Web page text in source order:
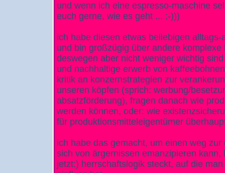
und wenn ich eine espresso-maschine
euch gerne, wie es geht ... ;-)))
ich habe diesen etwas beliebigen
und bin großzügig über andere
deswegen aber nicht weniger wichtig
und nachhaltige erwerb von
kritik an konzernstrategien zur
unseren köpfen (sprich: werbung/
absatzförderung), fragen danach wie
werden können, oder: wie
für produktionsmitteleigentümer
ich habe das gemacht, um einen weg
sich von ärgernissen emanzipieren
jetzt:) herrschaftslogik steckt, auf die